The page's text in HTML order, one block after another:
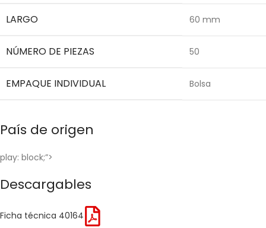
LARGO 60 mm
NÚMERO DE PIEZAS 50
EMPAQUE INDIVIDUAL Bolsa
País de origen
play: block;”>
Descargables
Ficha técnica 40164